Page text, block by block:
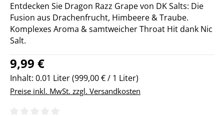
Entdecken Sie Dragon Razz Grape von DK Salts: Die
Fusion aus Drachenfrucht, Himbeere & Traube.
Komplexes Aroma & samtweicher Throat Hit dank Nic
Salt.
Regulärer Preis:
9,99 €
Inhalt: 0.01 Liter(999,00 € / 1 Liter)
Preise inkl. MwSt. zzgl. Versandkosten